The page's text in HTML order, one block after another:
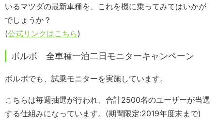
いるマツダの最新車種を、これを機に乗ってみてはいかが
でしょうか？
(公式リンクはこちら)
ボルボ 全車種一泊二日モニターキャンペーン
ボルボでも、試乗モニターを実施しています。
こちらは毎週抽選が行われ、合計2500名のユーザーが当選
する仕組みになっています。(期間限定:2019年度末まで)